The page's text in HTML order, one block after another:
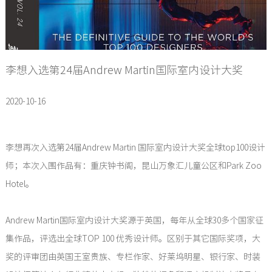
李想入选第24届Andrew Martin国际室内设计大奖
2020-10-16
李想再次入选第24届Andrew Martin 国际室内设计大奖全球top100设计
师；本次入围作品有：重庆钟书阁，昆山万象汇儿童公区和Park Zoo
Hotel。
Andrew Martin国际室内设计大奖源于英国，每年从全球30多个国家征
集作品，评选出全球TOP 100 优秀设计师。区别于其它国际奖项，大
奖的评审团由英国王室贵族、专栏作家、好莱坞明星、银行家、时装